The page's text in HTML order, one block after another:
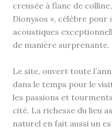
creusée à flanc de
Dionysos », célèbre pour
acoustiques
de manière surprenante.
Le site, ouvert toute
dans le temps pour le
les passions et
cité. La richesse du lieu
naturel en fait aussi un